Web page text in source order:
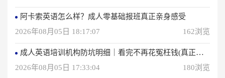
阿卡索英语怎么样？成人零基础报班真正亲身感受
2026年08月05日 18:17:07
162浏览
成人英语培训机构防坑明细｜看完不再花冤枉钱(真正的用户反馈)
2026年08月05日 17:33:04
180浏览